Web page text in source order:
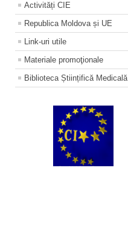
Activități CIE
Republica Moldova și UE
Link-uri utile
Materiale promoţionale
Biblioteca Științifică Medicală